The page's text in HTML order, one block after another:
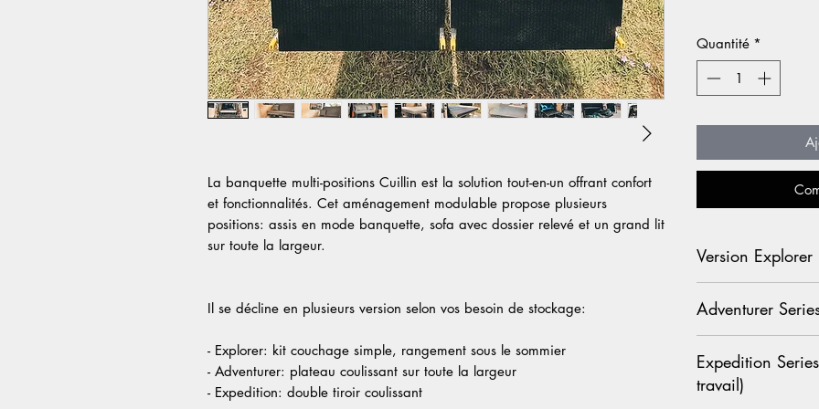
La banquette multi-positions Cuillin est la solution tout-en-un offrant confort
et fonctionnalités. Cet aménagement modulable propose plusieurs
positions: assis en mode banquette, sofa avec dossier relevé et un grand lit
sur toute la largeur.
Il se décline en plusieurs version selon vos besoin de stockage:
- Explorer: kit couchage simple, rangement sous le sommier
- Adventurer: plateau coulissant sur toute la largeur
- Expedition: double tiroir coulissant
Quantité *
Version
extension pour le
La longueur
Hauteur de
260mm (H366),
Adventurer
extension pour le
sur glissières
Expedition
travail)